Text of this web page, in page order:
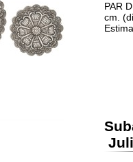
PAR
cm.